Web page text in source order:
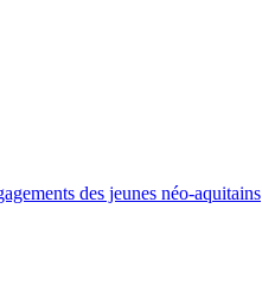
des jeunes néo-aquitains